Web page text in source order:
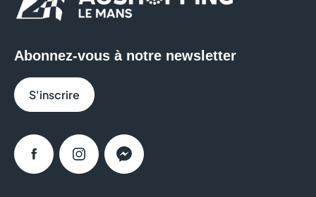
marques
Desaccessoires: batteries, chargeurs, drip-tips
et pièces détachées
L'équipe d'experts saura vous conseiller en fonction
qu'il vous faut parmi un vaste
liquide. Vous trouverez dans notre boutique Le Petit
Abonnez-vous à notre newsletter
S'inscrire
FacebookInstagramMessenger